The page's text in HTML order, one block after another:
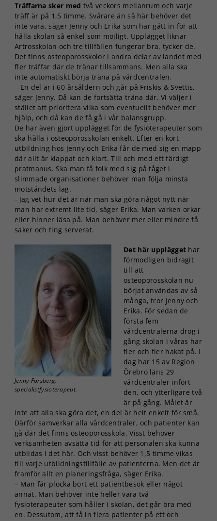
Träffarna sker med två veckors mellanrum och varje
träff är på 1,5 timme. Svårare än så här behöver det
inte vara, säger Jenny och Erika som har gått in för att
hålla skolan så enkel som möjligt. Upplägget liknar
Artrosskolan och tre tillfällen fungerar bra, tycker de.
Det finns osteoporosskolor i andra delar av landet med
fler träffar där de tränar tillsammans. Men alla ska
inte automatiskt börja träna på vårdcentralen.
– En del är i 60-årsåldern och går på Friskis & Svettis,
säger Jenny. Då kan de fortsätta träna där. Vi väljer i
stället att prioritera vilka som eventuellt behöver mer
hjälp, och då kan de få gå i vår balansgrupp.
De har även gjort upplägget för de fysioterapeuter som
ska hålla i osteoporosskolan enkelt. Efter en kort
utbildning hos Jenny och Erika får de med sig en mapp
där allt är klappat och klart. Till och med ett färdigt
pratmanus. Ska man få folk med sig på tåget i
slimmade organisationer behöver man följa minsta
motståndets lag.
– Jag vet hur det är när man ska göra något nytt när
man har extremt lite tid, säger Erika. Man varken orkar
eller hinner läsa på. Man behöver mer eller mindre få
saker och ting serverat.
Jenny Forsberg,
specialistfysioterapeut.
Det här upplägget har
förmodligen bidragit
till att
osteoporosskolan nu
börjat användas av så
många, tror Jenny och
Erika. För sedan de
första fem
vårdcentralerna drog i
gång skolan i våras har
fler och fler hakat på. I
dag har 15 av Region
Örebro läns 29
vårdcentraler infört
den, och ytterligare två
är på gång. Målet är
inte att alla ska göra det, en del är helt enkelt för små.
Därför samverkar alla vårdcentraler, och patienter kan
gå där det finns osteoporosskola. Visst behöver
verksamheten avsätta tid för att personalen ska kunna
utbildas i det här. Och visst behöver 1,5 timme vikas
till varje utbildningstillfälle av patienterna. Men det är
framför allt en planeringsfråga, säger Erika.
– Man får plocka bort ett patientbesök eller något
annat. Man behöver inte heller vara två
fysioterapeuter som håller i skolan, det går bra med
en. Dessutom, att få in flera patienter på ett och